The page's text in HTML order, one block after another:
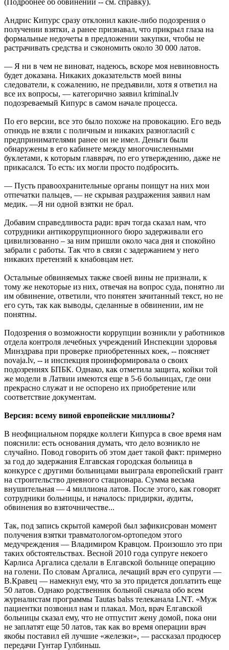
Андрис Кипурс сразу отклонил какие-либо подозрения о
получении взятки, а ранее признавал, что прикрыл глаза на
формальные недочеты в предложении закупки, чтобы не
растрачивать средства и сэкономить около 30 000 латов.
— Я ни в чем не виноват, надеюсь, вскоре моя невиновность
будет доказана. Никаких доказательств моей вины
следователи, к сожалению, не предъявили, хотя я ответил на
все их вопросы, — категорично заявил kriminal.lv
подозреваемый Кипурс в самом начале процесса.
По его версии, все это было похоже на провокацию. Его ведь
отнюдь не взяли с поличным и никаких разногласий с
предпринимателями ранее он не имел. Деньги были
обнаружены в его кабинете между многочисленными
буклетами, к которым главврач, по его утверждению, даже не
прикасался. То есть: их могли просто подбросить.
— Пусть правоохранительные органы поищут на них мои
отпечатки пальцев, — не скрывая раздражения заявил нам
медик. —Я ни одной взятки не брал.
Добавим справедливоста ради: врач тогда сказал нам, что
сотрудники антикоррупционного бюро задерживали его
цивилизованно – за ним пришли около часа дня и спокойно
забрали с работы. Так что в связи с задержанием у него
никаких претензий к кнабовцам нет.
Остальные обвиняемых также своей вины не признали, к
тому же некоторые из них, отвечая на вопрос суда, понятно ли
им обвинение, ответили, что понятен зачитанный текст, но не
его суть, так как выводы, сделанные в обвинении, им не
понятны.
Подозрения о возможности коррупции возникли у работников
отдела контроля лечебных учреждений Инспекции здоровья
Минздрава при проверке приобретенных коек, -- поясняет
novaja.lv, -- и инспекция проинформировала о своих
подозрениях БПБК. Однако, как отметила защита, койки той
же модели в Латвии имеются еще в 5-6 больницах, где они
прекрасно служат и не оспорено их приобретение или
соответствие документам.
Версия: всему виной европейские миллионы?
В неофициальном порядке коллеги Кипурса в свое время нам
пояснили: есть основания думать, что дело возникло не
случайно. Повод говорить об этом дает такой факт: примерно
за год до задержания Елгавская городская больница в
конкурсе с другими больницами выиграла европейский грант
на строительство дневного стационара. Сумма весьма
внушительная — 4 миллиона латов. После этого, как говорят
сотрудники больницы, и началось: придирки, аудиты,
обвинения во взяточничестве...
Так, под запись скрытой камерой был зафикисрован момент
получения взятки травматологом-ортопедом этого
медучреждения — Владимиром Кравцом. Произошло это при
таких обстоятельствах. Весной 2010 года супруге некоего
Карлиса Аргалиса сделали в Елгавской больнице операцию
на голени. По словам Аргалиса, лечащий врач его супруги —
В.Кравец — намекнул ему, что за это придется доплатить еще
50 латов. Однако родственник больной сначала обо всем
журналистам программы Tautas balss телеканала LNT. «Муж
пациентки позвонил нам и плакал. Мол, врач Елгавской
больницы сказал ему, что не отпустит жену домой, пока они
не заплатят еще 50 латов, так как во время операции врач
якобы поставил ей лучшие «железки», — рассказал продюсер
передачи Гунтар Гулбиньш.